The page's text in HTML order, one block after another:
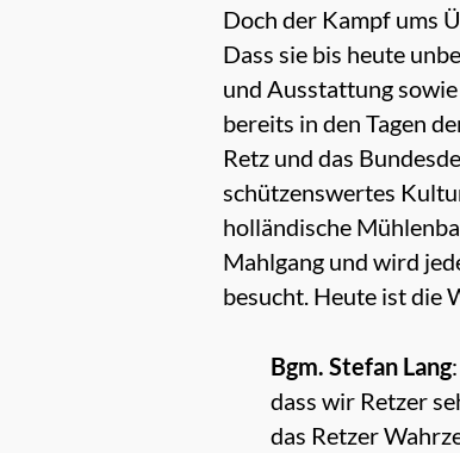
Doch der Kampf ums
Dass sie bis heute
und Ausstattung
bereits in den Tagen
Retz und das
schützenswertes
holländische
Mahlgang und wird
besucht. Heute ist die
Bgm. Stefan Lang
dass wir Retzer
das Retzer